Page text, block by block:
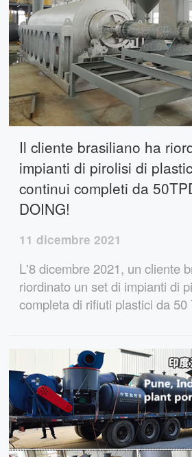
Il cliente brasiliano ha
impianti di pirolisi di
continui completi da
DOING!
11 dicembre 2021
L'8 dicembre 2021, un cliente
riordinato un set di impianti di
completa di rifiuti plastici da 50
risparmiare manodopera e ha
produzione di petrolio.